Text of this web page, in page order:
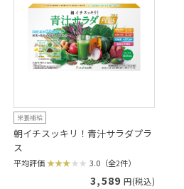
栄養補給
朝イチスッキリ！青汁サラダプラ
ス
平均評価 3.0（全2件）
3,589 円(税込)